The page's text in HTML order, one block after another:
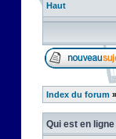
Haut
Index du forum »
Qui est en ligne